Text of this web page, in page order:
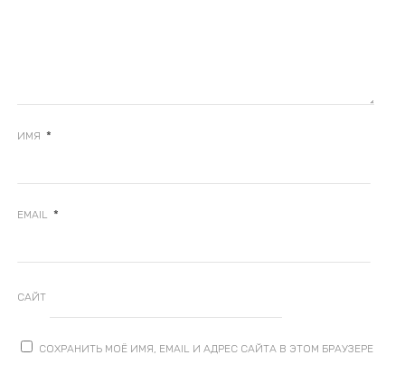
ИМЯ *
EMAIL *
САЙТ
СОХРАНИТЬ МОЁ ИМЯ, EMAIL И АДРЕС САЙТА В ЭТОМ БРАУЗЕРЕ